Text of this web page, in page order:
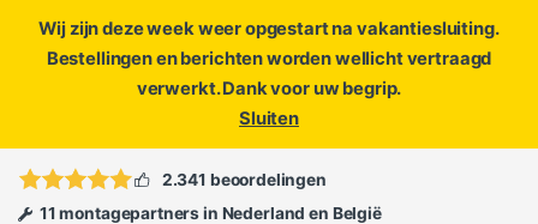
Wij zijn deze week weer opgestart na vakantiesluiting.
Bestellingen en berichten worden wellicht vertraagd
verwerkt. Dank voor uw begrip.
Sluiten
ofopen een ticket
2.341 beoordelingen
11 montagepartners in Nederland en België